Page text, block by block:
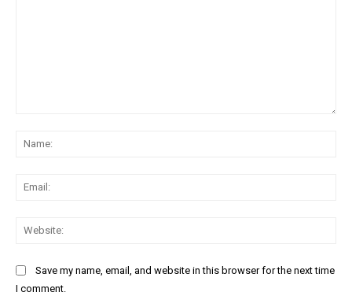
Save my name, email, and website in this browser for the next time
I comment.